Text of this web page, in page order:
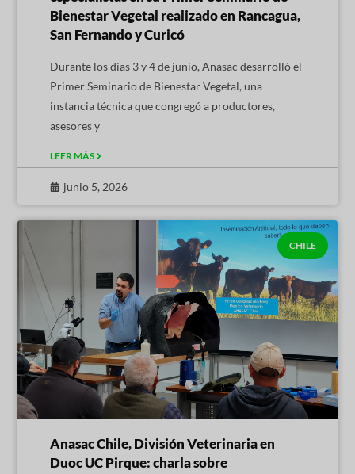
Bienestar Vegetal realizado en Rancagua,
San Fernando y Curicó
Durante los días 3 y 4 de junio, Anasac desarrolló el
Primer Seminario de Bienestar Vegetal, una
instancia técnica que congregó a productores,
asesores y
LEER MÁS
junio 5, 2026
CHILE
Anasac Chile, División Veterinaria en
Duoc UC Pirque: charla sobre